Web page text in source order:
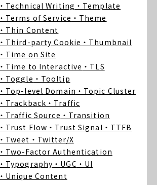
・Technical Writing ・Template
・Terms of Service ・Theme
・Thin Content
・Third-party Cookie ・Thumbnail
・Time on Site
・Time to Interactive ・TLS
・Toggle ・Tooltip
・Top-level Domain ・Topic Cluster
・Trackback ・Traffic
・Traffic Source ・Transition
・Trust Flow ・Trust Signal ・TTFB
・Tweet ・Twitter/X
・Two-Factor Authentication
・Typography ・UGC ・UI
・Unique Content